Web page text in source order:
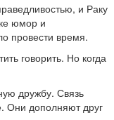
и Раку
юмор и
провести время.
говорить. Но когда
дружбу. Связь
Они дополняют друг